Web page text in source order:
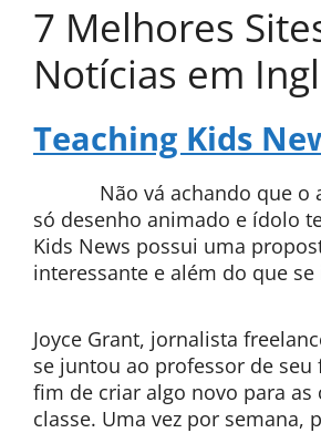
7 Melhores
Notícias em
Teaching Kids
Não vá achando que o
só desenho animado e ídolo
Kids News possui uma
interessante e além do que
Joyce Grant, jornalista
se juntou ao professor de seu
fim de criar algo novo para as
classe. Uma vez por semana,